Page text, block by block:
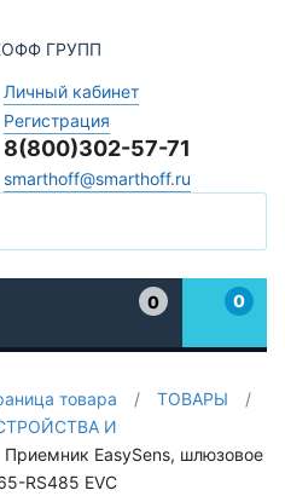
Личный кабинет
Регистрация
8(800)302-57-71
smarthoff@smarthoff.ru
0
0
товара / ТОВАРЫ
/
И
Приемник EasySens, шлюзовое
RS485 EVC